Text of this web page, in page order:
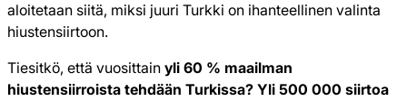
aloitetaan siitä, miksi juuri Turkki on ihanteellinen valinta
hiustensiirtoon.
Tiesitkö, että vuosittain yli 60 % maailman
hiustensiirroista tehdään Turkissa? Yli 500 000 siirtoa